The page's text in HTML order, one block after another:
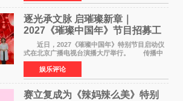
竞社负责人和现
逐光承文脉 启璀璨新章｜
2027《璀璨中国年》节目招募工
作圆满启动
近日，2027《璀璨中国年》特别节目启动仪
式在北京广播电视台演播大厅举行。 传播中
华优秀传统文化，弘扬纯正国风艺术，打造高规
格、高质感、正能量的文艺盛典，是璀璨中国年
矢志不渝的初心
娱乐评论
赛立复成为《辣妈辣么美》特别